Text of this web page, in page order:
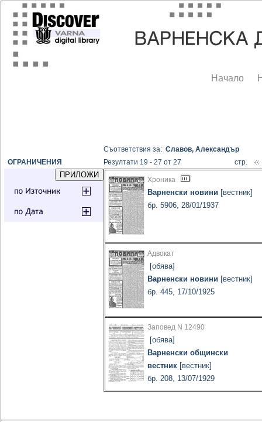
Начало
ОГРАНИЧЕНИЯ
Съответствия за:Славов, Александър
Резултати 19 - 27 от 27
стр.
Хроника
Варненски новини [вестник]
бр. 5906, 28/01/1937
Адвокат
[обява]
Варненски новини [вестник]
бр. 445, 17/10/1925
Заповед N 12490
[обява]
Варненски общински
вестник [вестник]
бр. 208, 13/07/1929